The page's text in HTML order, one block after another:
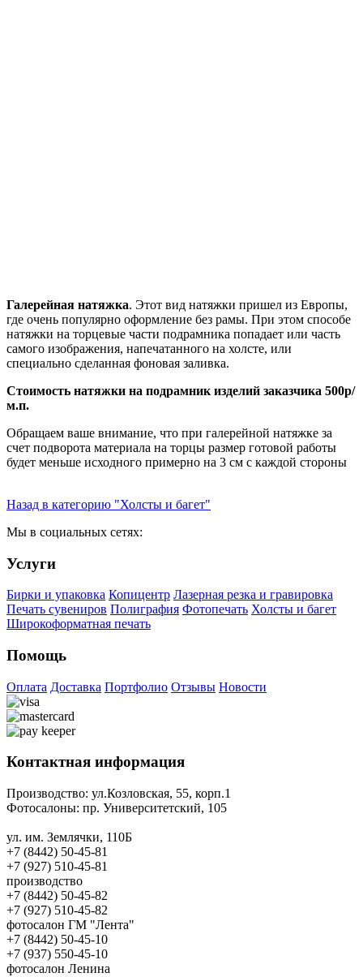
Галерейная натяжка. Этот вид натяжки пришел из Европы,
где очень популярно оформление без рамы. При этом способе
натяжки на торцевые части подрамника попадает или часть
самого изображения, напечатанного на холсте, или
специально сделанная фоновая заливка.
Стоимость натяжки на подрамник изделий заказчика 500р/
м.п.
Обращаем ваше внимание, что при галерейной натяжке за
счет подворота материала на торцы размер готовой работы
будет меньше исходного примерно на 3 см с каждой стороны
Назад в категорию "Холсты и багет"
Мы в социальных сетях:
Услуги
Бирки и упаковка Копицентр Лазерная резка и гравировка
Печать сувениров Полиграфия Фотопечать Холсты и багет
Широкоформатная печать
Помощь
Оплата Доставка Портфолио Отзывы Новости
Контактная информация
Производство: ул.Козловская, 55, корп.1
Фотосалоны: пр. Университетский, 105
ул. им. Землячки, 110Б
+7 (8442) 50-45-81
+7 (927) 510-45-81
производство
+7 (8442) 50-45-82
+7 (927) 510-45-82
фотосалон ГМ "Лента"
+7 (8442) 50-45-10
+7 (937) 550-45-10
фотосалон Ленина